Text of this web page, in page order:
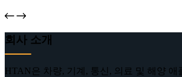
회사 소개
HTAN은 차량, 기계, 통신, 의료 및 해양 애